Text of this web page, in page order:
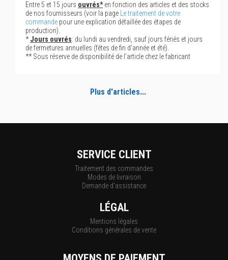
Entre 5 et 15 jours ouvrés*en fonction des articles et des stocks
de nos fournisseurs (voir la page
Le traitement de votre
commande pour une explication détaillée des étapes de
production).
*Jours ouvrés: du lundi au vendredi, sauf jours fériés et jours
de fermetures annuelles (fêtes de fin d'année et été).
** Sous réserve de disponibilité de l'article chez le fabricant
Plus d'articles...
SERVICE CLIENT
Traitement des commandes
Modes de livraison
Demande d'assistance
LÉGAL
Mentions légales
Conditions générales de vente